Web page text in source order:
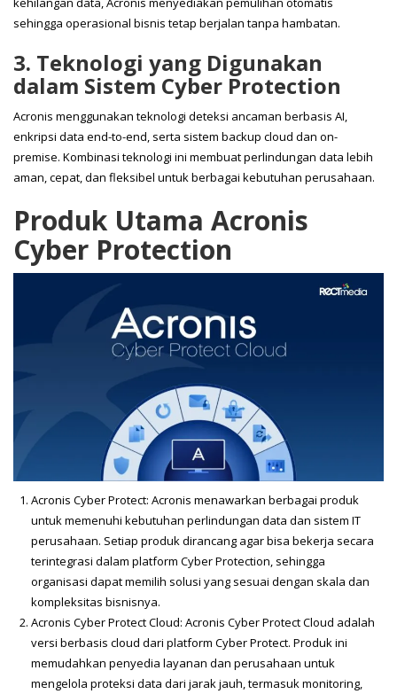
sehingga operasional bisnis tetap berjalan tanpa hambatan.
3. Teknologi yang Digunakan
dalam Sistem Cyber Protection
Acronis menggunakan teknologi deteksi ancaman berbasis AI,
enkripsi data end-to-end, serta sistem backup cloud dan on-
premise. Kombinasi teknologi ini membuat perlindungan data lebih
aman, cepat, dan fleksibel untuk berbagai kebutuhan perusahaan.
Produk Utama Acronis
Cyber Protection
Acronis Cyber Protect: Acronis menawarkan berbagai produk
untuk memenuhi kebutuhan perlindungan data dan sistem IT
perusahaan. Setiap produk dirancang agar bisa bekerja secara
terintegrasi dalam platform Cyber Protection, sehingga
organisasi dapat memilih solusi yang sesuai dengan skala dan
kompleksitas bisnisnya.
Acronis Cyber Protect Cloud: Acronis Cyber Protect Cloud adalah
versi berbasis cloud dari platform Cyber Protect. Produk ini
memudahkan penyedia layanan dan perusahaan untuk
mengelola proteksi data dari jarak jauh, termasuk monitoring,